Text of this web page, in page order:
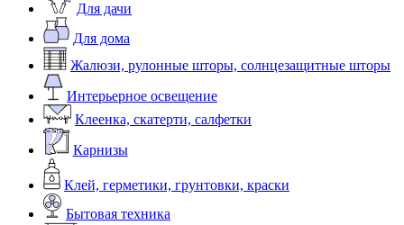
Для дачи
Для дома
Жалюзи, рулонные шторы, солнцезащитные шторы
Интерьерное освещение
Клеенка, скатерти, салфетки
Карнизы
Клей, герметики, грунтовки, краски
Бытовая техника